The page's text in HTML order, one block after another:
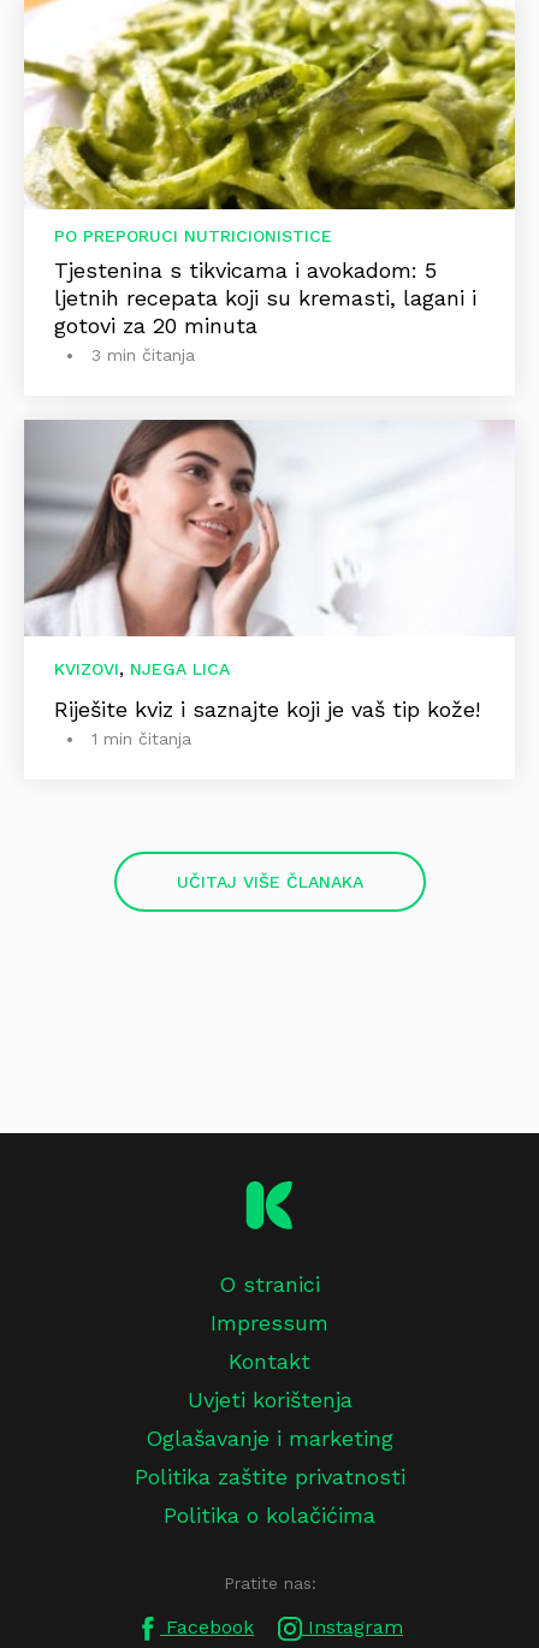
PO PREPORUCI NUTRICIONISTICE
Tjestenina s tikvicama i avokadom: 5
ljetnih recepata koji su kremasti, lagani i
gotovi za 20 minuta
3 min čitanja
KVIZOVI, NJEGA LICA
Riješite kviz i saznajte koji je vaš tip kože!
1 min čitanja
UČITAJ VIŠE ČLANAKA
O stranici
Impressum
Kontakt
Uvjeti korištenja
Oglašavanje i marketing
Politika zaštite privatnosti
Politika o kolačićima
Pratite nas:
Facebook Instagram